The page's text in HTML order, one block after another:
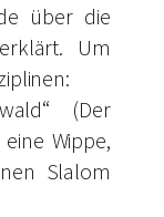
über die
Um
(Der
Wippe,
Slalom